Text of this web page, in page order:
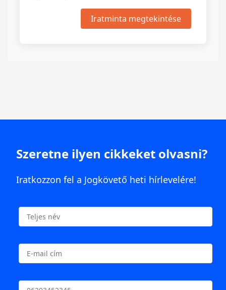
Iratminta megtekintése
Szeretne ilyen cikkeket olvasni?
Iratkozzon fel a Jogkövető heti hírlevelére!